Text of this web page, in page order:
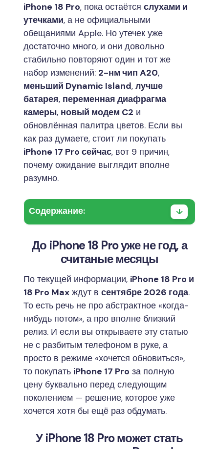
iPhone 18 Pro, пока остаётся слухами и
утечками, а не официальными
обещаниями Apple. Но утечек уже
достаточно много, и они довольно
стабильно повторяют один и тот же
набор изменений: 2-нм чип A20,
меньший Dynamic Island, лучше
батарея, переменная диафрагма
камеры, новый модем C2 и
обновлённая палитра цветов. Если вы
как раз думаете, стоит ли покупать
iPhone 17 Pro сейчас, вот 9 причин,
почему ожидание выглядит вполне
разумно.
Содержание:
До iPhone 18 Pro уже не год, а
считаные месяцы
По текущей информации, iPhone 18 Pro и
18 Pro Max ждут в сентябре 2026 года.
То есть речь не про абстрактное «когда-
нибудь потом», а про вполне близкий
релиз. И если вы открываете эту статью
не с разбитым телефоном в руке, а
просто в режиме «хочется обновиться»,
то покупать iPhone 17 Pro за полную
цену буквально перед следующим
поколением — решение, которое уже
хочется хотя бы ещё раз обдумать.
У iPhone 18 Pro может стать